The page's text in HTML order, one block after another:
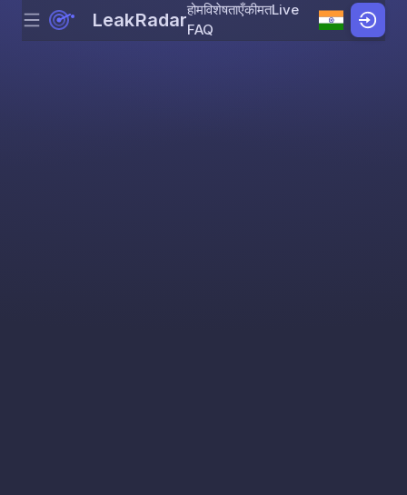
Skip to content
Menu LeakRadarहोमविशेषताएँकीमतLive
FAQ